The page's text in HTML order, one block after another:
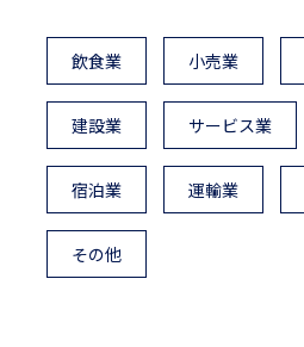
飲食業 小売業
建設業 サービス業
宿泊業 運輸業
その他